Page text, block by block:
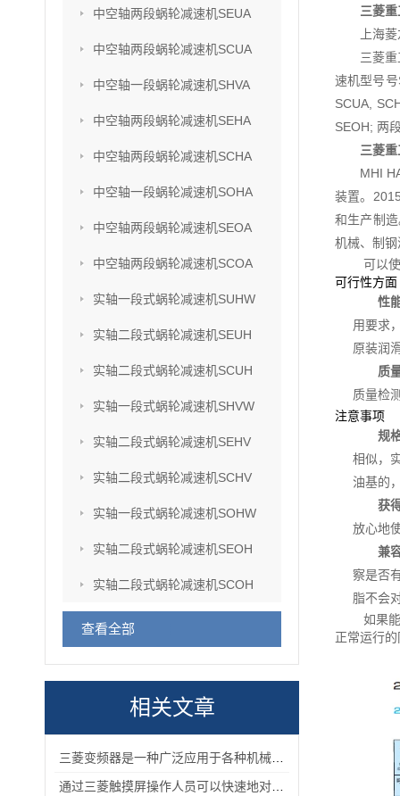
中空轴两段蜗轮减速机SEUA
中空轴两段蜗轮减速机SCUA
中空轴一段蜗轮减速机SHVA
中空轴两段蜗轮减速机SEHA
中空轴两段蜗轮减速机SCHA
中空轴一段蜗轮减速机SOHA
中空轴两段蜗轮减速机SEOA
中空轴两段蜗轮减速机SCOA
实轴一段式蜗轮减速机SUHW
实轴二段式蜗轮减速机SEUH
实轴二段式蜗轮减速机SCUH
实轴一段式蜗轮减速机SHVW
实轴二段式蜗轮减速机SEHV
实轴二段式蜗轮减速机SCHV
实轴一段式蜗轮减速机SOHW
实轴二段式蜗轮减速机SEOH
实轴二段式蜗轮减速机SCOH
查看全部
相关文章
三菱
上海
三菱
速机型号
SCUA,
SEOH; 两
三菱
MHI
装置。
和生产制
机械、制
可以
可行性方面
性
用要求
原装润
质
质量检
注意事项
规
相似，
油基的
获
放心地
兼
察是否
脂不会
如果
正常运行